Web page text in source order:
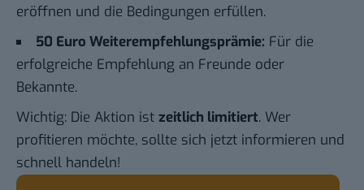
eröffnen und die Bedingungen erfüllen.
50 Euro Weiterempfehlungsprämie: Für die
erfolgreiche Empfehlung an Freunde oder
Bekannte.
Wichtig: Die Aktion ist zeitlich limitiert. Wer
profitieren möchte, sollte sich jetzt informieren und
schnell handeln!